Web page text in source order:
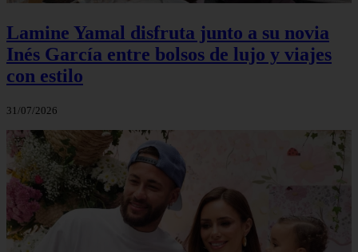
Lamine Yamal disfruta junto a su novia
Inés García entre bolsos de lujo y viajes
con estilo
31/07/2026